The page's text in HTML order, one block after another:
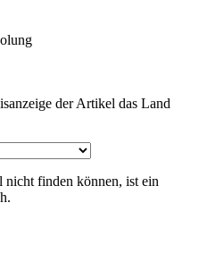
der Artikel das Land
finden können, ist ein